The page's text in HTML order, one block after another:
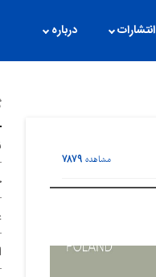
انتشارات درباره
مشاهده ۷۸۷۹